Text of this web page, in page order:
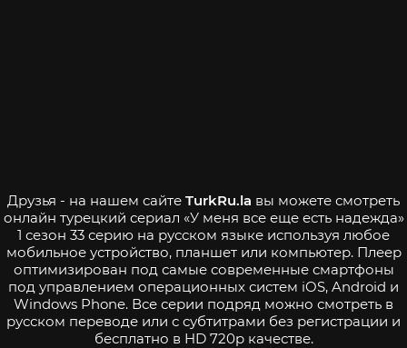
Друзья - на нашем сайте TurkRu.la вы можете смотреть
онлайн турецкий сериал «У меня все еще есть надежда»
1 сезон 33 серию на русском языке используя любое
мобильное устройство, планшет или компьютер. Плеер
оптимизирован под самые современные смартфоны
под управлением операционных систем iOS, Android и
Windows Phone. Все серии подряд можно смотреть в
русском переводе или с субтитрами без регистрации и
бесплатно в HD 720p качестве.